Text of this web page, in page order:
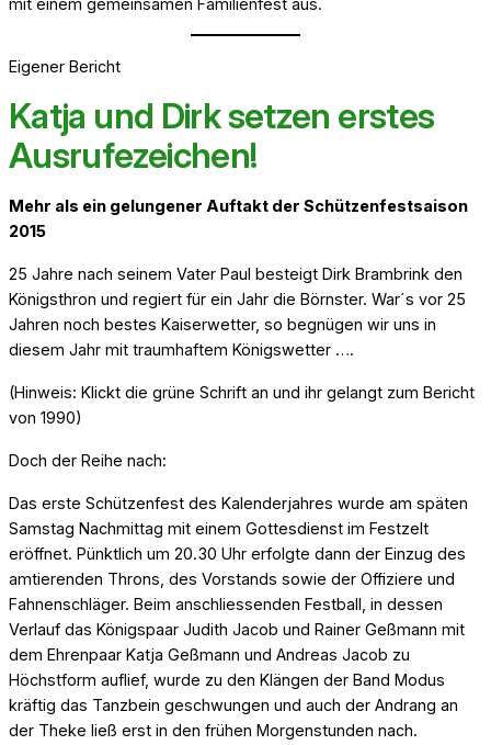
mit einem gemeinsamen Familienfest aus.
Eigener Bericht
Katja und Dirk setzen erstes
Ausrufezeichen!
Mehr als ein gelungener Auftakt der Schützenfestsaison
2015
25 Jahre nach seinem Vater Paul besteigt Dirk Brambrink den
Königsthron und regiert für ein Jahr die Börnster. War´s vor 25
Jahren noch bestes Kaiserwetter, so begnügen wir uns in
diesem Jahr mit traumhaftem Königswetter ….
(Hinweis: Klickt die grüne Schrift an und ihr gelangt zum Bericht
von 1990)
Doch der Reihe nach:
Das erste Schützenfest des Kalenderjahres wurde am späten
Samstag Nachmittag mit einem Gottesdienst im Festzelt
eröffnet. Pünktlich um 20.30 Uhr erfolgte dann der Einzug des
amtierenden Throns, des Vorstands sowie der Offiziere und
Fahnenschläger. Beim anschliessenden Festball, in dessen
Verlauf das Königspaar Judith Jacob und Rainer Geßmann mit
dem Ehrenpaar Katja Geßmann und Andreas Jacob zu
Höchstform auflief, wurde zu den Klängen der Band Modus
kräftig das Tanzbein geschwungen und auch der Andrang an
der Theke ließ erst in den frühen Morgenstunden nach.